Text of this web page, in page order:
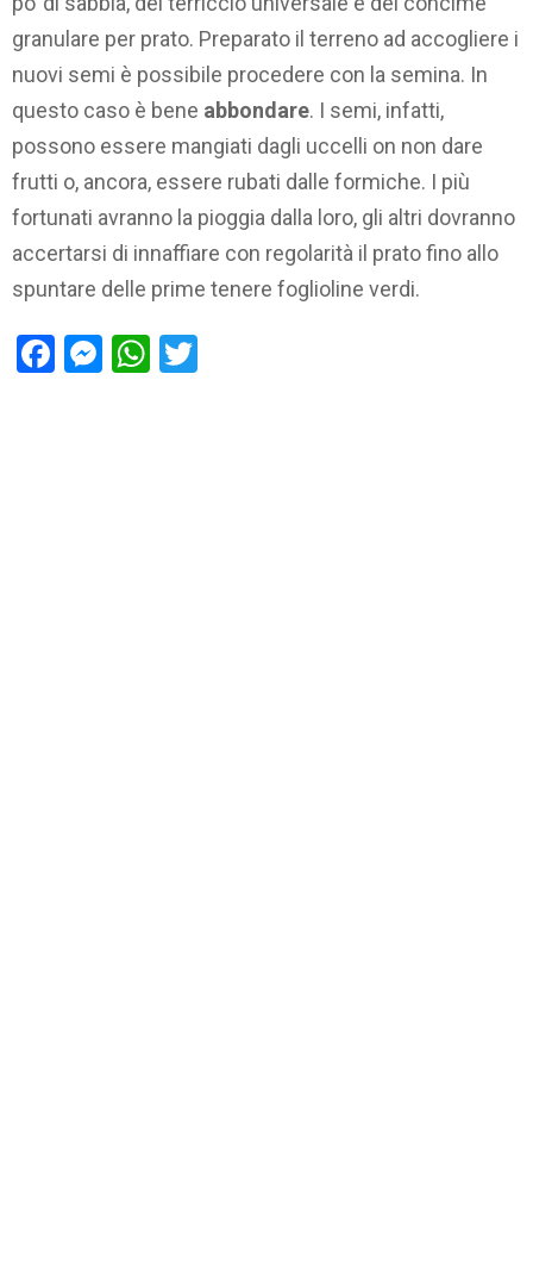
granulare per prato. Preparato il terreno ad accogliere i
nuovi semi è possibile procedere con la semina. In
questo caso è bene abbondare. I semi, infatti,
possono essere mangiati dagli uccelli on non dare
frutti o, ancora, essere rubati dalle formiche. I più
fortunati avranno la pioggia dalla loro, gli altri dovranno
accertarsi di innaffiare con regolarità il prato fino allo
spuntare delle prime tenere foglioline verdi.
Facebook
Messenger
WhatsApp